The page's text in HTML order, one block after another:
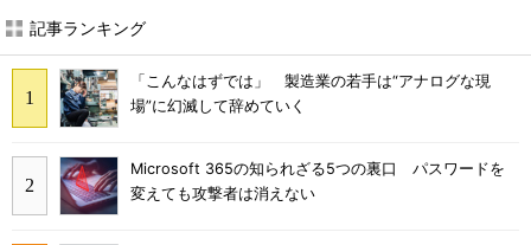
記事ランキング
「こんなはずでは」 製造業の若手は“アナログな現
場”に幻滅して辞めていく
Microsoft 365の知られざる5つの裏口 パスワードを
変えても攻撃者は消えない